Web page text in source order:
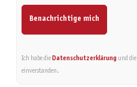
Benachrichtige mich
Ich habe die Datenschutzerklärungund die
einverstanden.